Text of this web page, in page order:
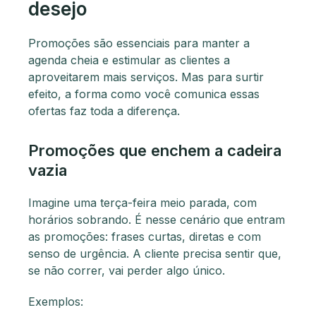
desejo
Promoções são essenciais para manter a
agenda cheia e estimular as clientes a
aproveitarem mais serviços. Mas para surtir
efeito, a forma como você comunica essas
ofertas faz toda a diferença.
Promoções que enchem a cadeira
vazia
Imagine uma terça-feira meio parada, com
horários sobrando. É nesse cenário que entram
as promoções: frases curtas, diretas e com
senso de urgência. A cliente precisa sentir que,
se não correr, vai perder algo único.
Exemplos: